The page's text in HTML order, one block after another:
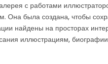
с работами
Она была создана, чтобы
найдены на просторах
иллюстрациям,